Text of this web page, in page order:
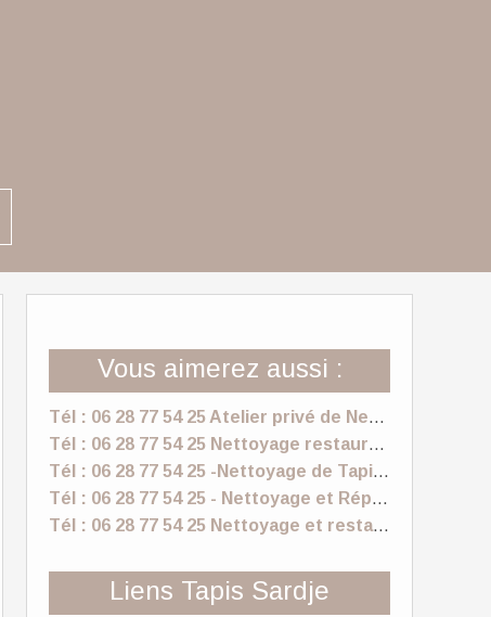
Vous aimerez aussi :
Tél : 06 28 77 54 25 Atelier privé de Nettoyage et restauration de tapis, Cannes, Nice, Monaco
Tél : 06 28 77 54 25 Nettoyage restauration de tapis moquettes rideaux et voilages cannes
Tél : 06 28 77 54 25 -Nettoyage de Tapis Alpes-Maritimes et Monaco
Tél : 06 28 77 54 25 - Nettoyage et Réparation de Tapis à Nice, Cannes,Monaco
Tél : 06 28 77 54 25 Nettoyage et restauration de tapis Nice, Cannes, Monaco
Liens Tapis Sardje